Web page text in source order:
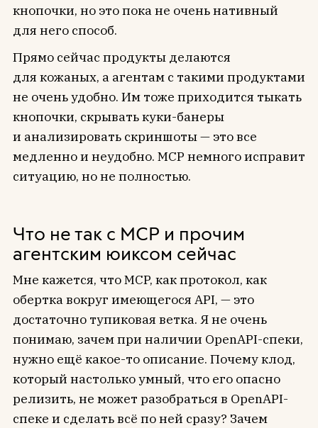
кнопочки, но это пока не очень нативный
для него способ.
Прямо сейчас продукты делаются
для кожаных, а агентам с такими продуктами
не очень удобно. Им тоже приходится тыкать
кнопочки, скрывать куки-банеры
и анализировать скриншоты — это все
медленно и неудобно. MCP немного исправит
ситуацию, но не полностью.
Что не так с MCP и прочим
агентским юиксом сейчас
Мне кажется, что MCP, как протокол, как
обертка вокруг имеющегося API, — это
достаточно тупиковая ветка. Я не очень
понимаю, зачем при наличии OpenAPI-спеки,
нужно ещё какое-то описание. Почему клод,
который настолько умный, что его опасно
релизить, не может разобраться в OpenAPI-
спеке и сделать всё по ней сразу? Зачем